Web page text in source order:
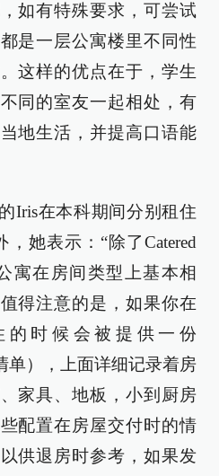
如有特殊要求，可尝试
是一层公寓楼里不同性
这样的优点在于，学生
同的室友一起相处，有
地生活，并提高口语能
Iris在本科期间分别租住
她表示：“除了Catered
寓在房间类型上基本相
得注意的是，如果你在
时候会被提供一份
单），上面详细记录着房
家具、地板，小到厨房
配置在房屋交付时的情
供退房时参考，如果发